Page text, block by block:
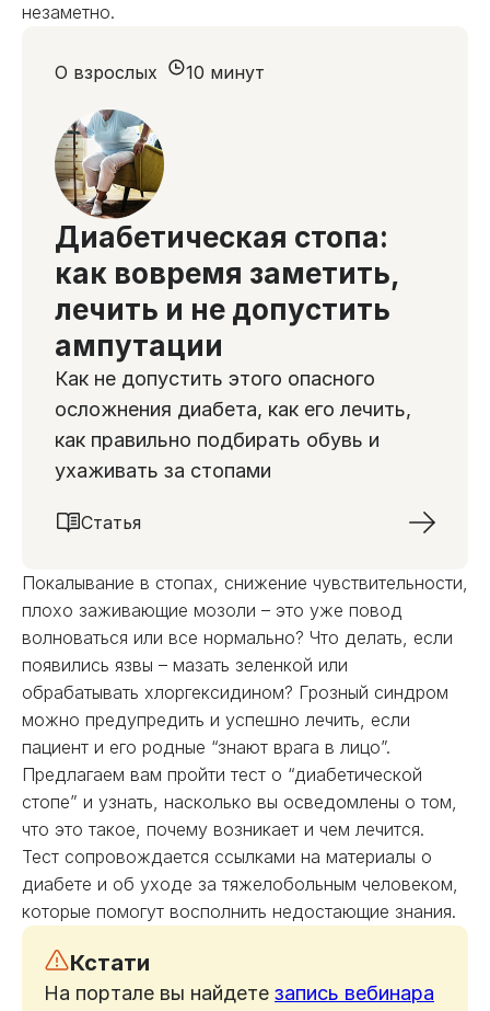
незаметно.
Диабетическая стопа:
как вовремя заметить,
лечить и не допустить
ампутации
Как не допустить этого опасного
осложнения диабета, как его лечить,
как правильно подбирать обувь и
ухаживать за стопами
О взрослых
Статья
10 минут
Покалывание в стопах, снижение чувствительности,
плохо заживающие мозоли – это уже повод
волноваться или все нормально? Что делать, если
появились язвы – мазать зеленкой или
обрабатывать хлоргексидином? Грозный синдром
можно предупредить и успешно лечить, если
пациент и его родные “знают врага в лицо”.
Предлагаем вам пройти тест о “диабетической
стопе” и узнать, насколько вы осведомлены о том,
что это такое, почему возникает и чем лечится.
Тест сопровождается ссылками на материалы о
диабете и об уходе за тяжелобольным человеком,
которые помогут восполнить недостающие знания.
Кстати
На портале вы найдете запись вебинара